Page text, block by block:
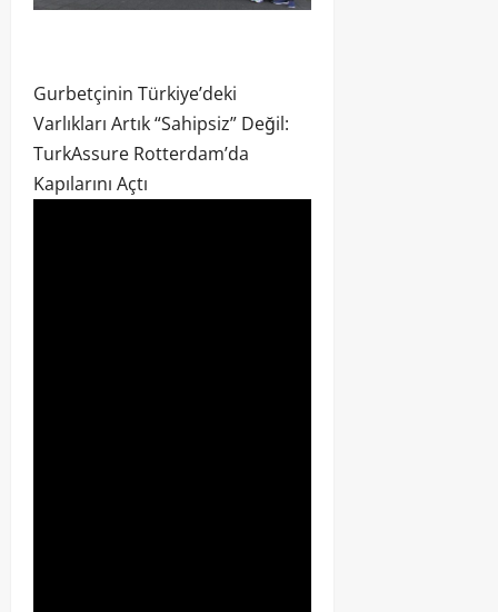
Gurbetçinin Türkiye’deki
Varlıkları Artık “Sahipsiz” Değil:
TurkAssure Rotterdam’da
Kapılarını Açtı